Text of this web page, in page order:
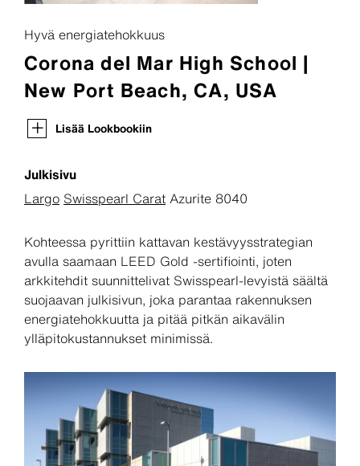
Hyvä energiatehokkuus
Corona del Mar High School |
New Port Beach, CA, USA
Lisää Lookbookiin
Julkisivu
Largo Swisspearl Carat Azurite 8040
Kohteessa pyrittiin kattavan kestävyysstrategian
avulla saamaan LEED Gold -sertifiointi, joten
arkkitehdit suunnittelivat Swisspearl-levyistä säältä
suojaavan julkisivun, joka parantaa rakennuksen
energiatehokkuutta ja pitää pitkän aikavälin
ylläpitokustannukset minimissä.